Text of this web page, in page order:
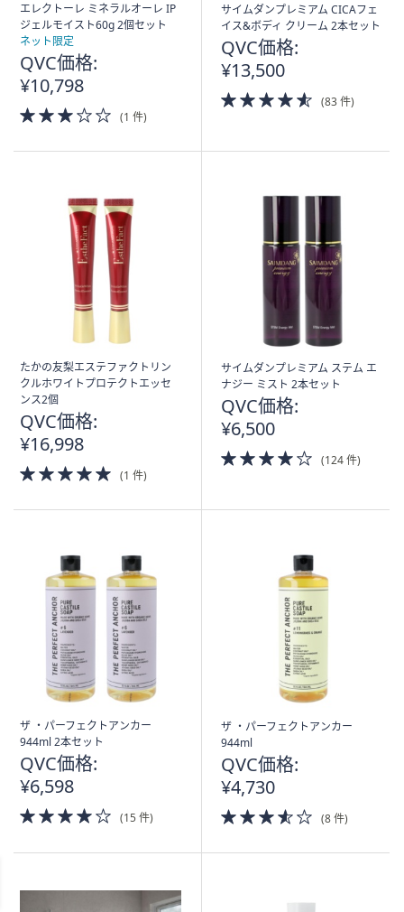
エレクトーレ ミネラルオーレ IP
ジェルモイスト60g 2個セット
ネット限定
QVC価格:
¥10,798
3.0
of
(1 件)
サイムダンプレミアム CICAフェ
イス&ボディ クリーム 2本セット
QVC価格:
¥13,500
4.5
of
(83 件)
たかの友梨エステファクトリン
クルホワイトプロテクトエッセ
ンス2個
QVC価格:
¥16,998
5.0
of
(1 件)
サイムダンプレミアム ステム エ
ナジー ミスト 2本セット
QVC価格:
¥6,500
4.0
of
(124 件)
ザ ・パーフェクトアンカー
944ml 2本セット
QVC価格:
¥6,598
4.0
of
(15 件)
ザ ・パーフェクトアンカー
944ml
QVC価格:
¥4,730
3.5
of
(8 件)